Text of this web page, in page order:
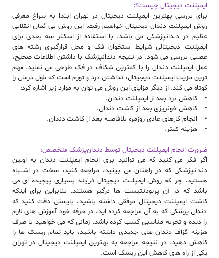
ایمپلنت دیجیتال چیست؟:
برای بررسی بهترین ایمپلنت دیجیتال در تهرانابتدا به سراغ معرفی
روشایمپلنت دندان دیجیتال خواهیم رفت. این روش بی گمان انقلابی
عظیم در دندانپزشکی می باشد. با استفاده از اسکنر سه بعدی برای
ایمپلنت دیجیتالیشرایط استخوان فک و محل قرارگیری رشته های
عصبی بررسی می شود. در نتیجه دندانپزشک با داشتن اطلاعات صحیح،
عمل ایمپلنت دندان را با کمترین شکاف در فک طراحی می نماید. مهم
ترین مزیتایمپلنت دیجیتال، نداشتن درد و تورم است که طول درمان را
کوتاه می کند. از دیگر مزایای این روش می توان به موارد زیر اشاره کرد:
• کاهش درد بعد ازایمپلنت دندان.
• کاهش خونریزی بعد از کاشت دندان.
• انجام کارهای عادی روزمره بلافاصله بعد از کاشت دندان.
• هزینه کمتر.
ضرورت انجامایمپلنت دیجیتال توسط دندان‌پزشک متخصص:
اگر فکر می کنید که می توانید برای انجام ایمپلنت دندان به اولین
دندانپزشکی که در راهتان می بینید، مراجعه کنید، سخت در اشتباه
هستید. چرا که روشایمپلنت دیجیتال فرآیند بسیاری پیچیده ای می
باشد که در آن پریودنتیست ها درگیر هستند. بنابراین برای اینکه
کاشت ایمپلنت دیجیتال موفقی داشته باشید، بایستی دقت کنید که
دندان پزشکی که به آن مراجعه کرده اید، در حرفه خود آموزش های لازم
را دیده و تجربه مناسبی کسب کرده باشد. زمانی که می خواهید با صرف
هزینه گزاف دندان های جدیدی داشته باشید، باید تمام ریسک ها را
کاهش دهید. در نتیجه مراجعه به بهترین ایمپلنت دیجیتال در تهران
یکی از راه های کاهش این ریسک است.